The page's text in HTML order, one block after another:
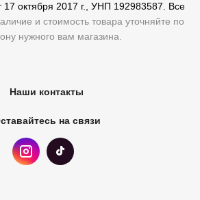
17 октября 2017 г., УНП 192983587. Все
и стоимость товара уточняйте по
нужного вам магазина.
Наши контакты
на связи